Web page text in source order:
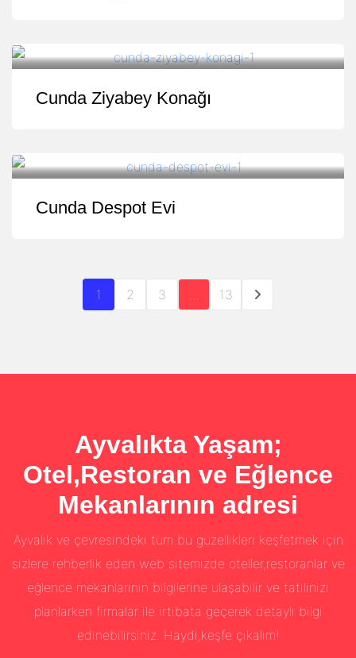
Cunda Ziyabey Konağı
Cunda Despot Evi
1 2 3 13
Ayvalıkta Yaşam;
Otel,Restoran ve Eğlence
Mekanlarının adresi
Ayvalık ve çevresindeki tüm bu güzellikleri keşfetmek için
sizlere rehberlik eden web sitemizde oteller,restoranlar ve
eğlence mekanlarının bilgilerine ulaşabilir ve tatilinizi
planlarken firmalar ile irtibata geçerek detaylı bilgi
edinebilirsiniz. Haydi,keşfe çıkalım!